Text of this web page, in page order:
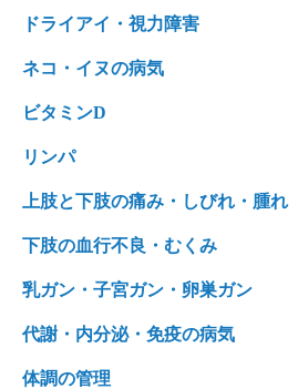
ドライアイ・視力障害
ネコ・イヌの病気
ビタミンD
リンパ
上肢と下肢の痛み・しびれ・腫れ
下肢の血行不良・むくみ
乳ガン・子宮ガン・卵巣ガン
代謝・内分泌・免疫の病気
体調の管理